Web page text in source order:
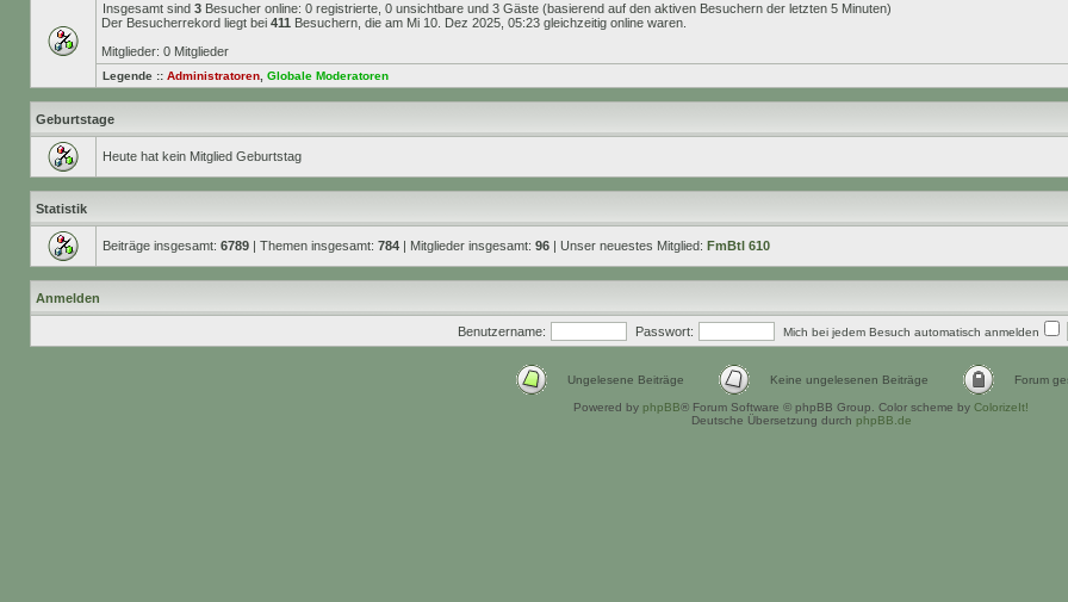
Insgesamt sind 3 Besucher online: 0 registrierte, 0 unsichtbare und 3 Gäste (basierend auf den aktiven Besuchern der letzten 5 Minuten)
Der Besucherrekord liegt bei 411 Besuchern, die am Mi 10. Dez 2025, 05:23 gleichzeitig online waren.
Mitglieder: 0 Mitglieder
Legende :: Administratoren Globale Moderatoren
Geburtstage
Heute hat kein Mitglied Geburtstag
Statistik
Beiträge insgesamt: 6789 | Themen insgesamt: 784 | Mitglieder insgesamt: 96 | Unser neuestes Mitglied: FmBtl 610
Anmelden
Benutzername: Passwort: Mich bei jedem Besuch automatisch anmelden
Ungelesene Beiträge Keine ungelesenen Beiträge Forum
Powered by phpBB® Forum Software © phpBB Group. Color scheme by ColorizeIt!
Deutsche Übersetzung durch phpBB.de